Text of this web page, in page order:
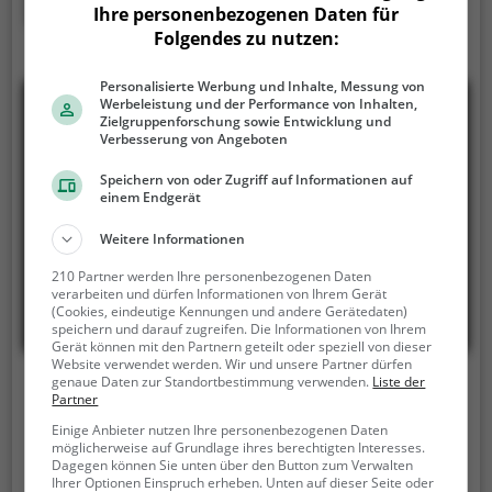
Adresse.
Hallenbad Allmend Luzern
In der Nähe von Luzern, 6005 Luzern
Das Hallenbad Allmend Luzern ist ein Erlebnisbad in
Ihre personenbezogenen Daten für
Folgendes zu nutzen:
Personalisierte Werbung und Inhalte, Messung von
Werbeleistung und der Performance von Inhalten,
Zielgruppenforschung sowie Entwicklung und
Verbesserung von Angeboten
Speichern von oder Zugriff auf Informationen auf
einem Endgerät
Weitere Informationen
210 Partner werden Ihre personenbezogenen Daten
verarbeiten und dürfen Informationen von Ihrem Gerät
(Cookies, eindeutige Kennungen und andere Gerätedaten)
speichern und darauf zugreifen. Die Informationen von Ihrem
Gerät können mit den Partnern geteilt oder speziell von dieser
Website verwendet werden. Wir und unsere Partner dürfen
genaue Daten zur Standortbestimmung verwenden. Liste der
Partner
Einige Anbieter nutzen Ihre personenbezogenen Daten
möglicherweise auf Grundlage ihres berechtigten Interesses.
Dagegen können Sie unten über den Button zum Verwalten
Ihrer Optionen Einspruch erheben. Unten auf dieser Seite oder